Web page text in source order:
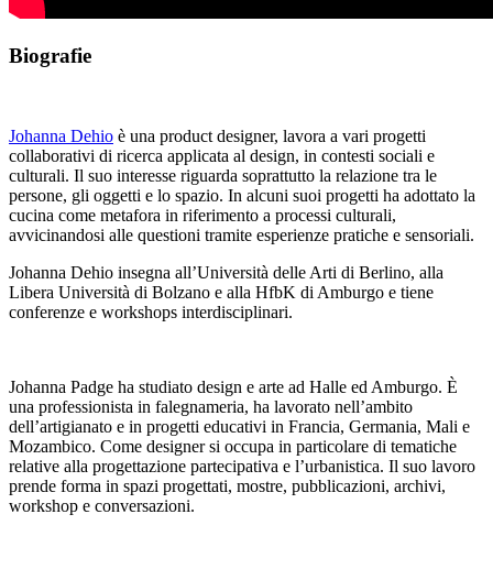
Biografie
Johanna Dehio è una product designer, lavora a vari progetti
collaborativi di ricerca applicata al design, in contesti sociali e
culturali. Il suo interesse riguarda soprattutto la relazione tra le
persone, gli oggetti e lo spazio. In alcuni suoi progetti ha adottato la
cucina come metafora in riferimento a processi culturali,
avvicinandosi alle questioni tramite esperienze pratiche e sensoriali.
Johanna Dehio insegna all’Università delle Arti di Berlino, alla
Libera Università di Bolzano e alla HfbK di Amburgo e tiene
conferenze e workshops interdisciplinari.
Johanna Padge ha studiato design e arte ad Halle ed Amburgo. È
una professionista in falegnameria, ha lavorato nell’ambito
dell’artigianato e in progetti educativi in ​​Francia, Germania, Mali e
Mozambico. Come designer si occupa in particolare di tematiche
relative alla progettazione partecipativa e l’urbanistica. Il suo lavoro
prende forma in spazi progettati, mostre, pubblicazioni, archivi,
workshop e conversazioni.